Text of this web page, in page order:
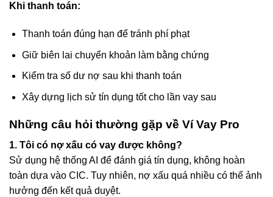
Khi thanh toán:
Thanh toán đúng hạn để tránh phí phạt
Giữ biên lai chuyển khoản làm bằng chứng
Kiểm tra số dư nợ sau khi thanh toán
Xây dựng lịch sử tín dụng tốt cho lần vay sau
Những câu hỏi thường gặp về Ví Vay Pro
1. Tôi có nợ xấu có vay được không?
Sử dụng hệ thống AI để đánh giá tín dụng, không hoàn
toàn dựa vào CIC. Tuy nhiên, nợ xấu quá nhiều có thể ảnh
hưởng đến kết quả duyệt.